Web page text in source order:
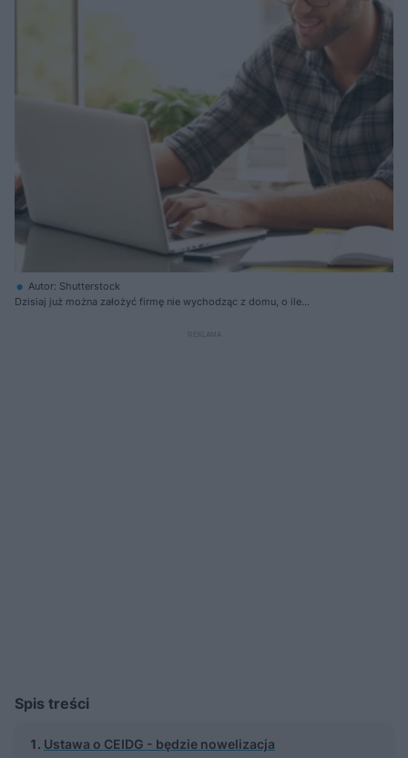
Autor: Shutterstock
Dzisiaj już można założyć firmę nie wychodząc z domu, o ile
możliwość. Nie będzie możliwości składania wniosków papierowych
Spis treści
Ustawa o CEIDG - będzie nowelizacja